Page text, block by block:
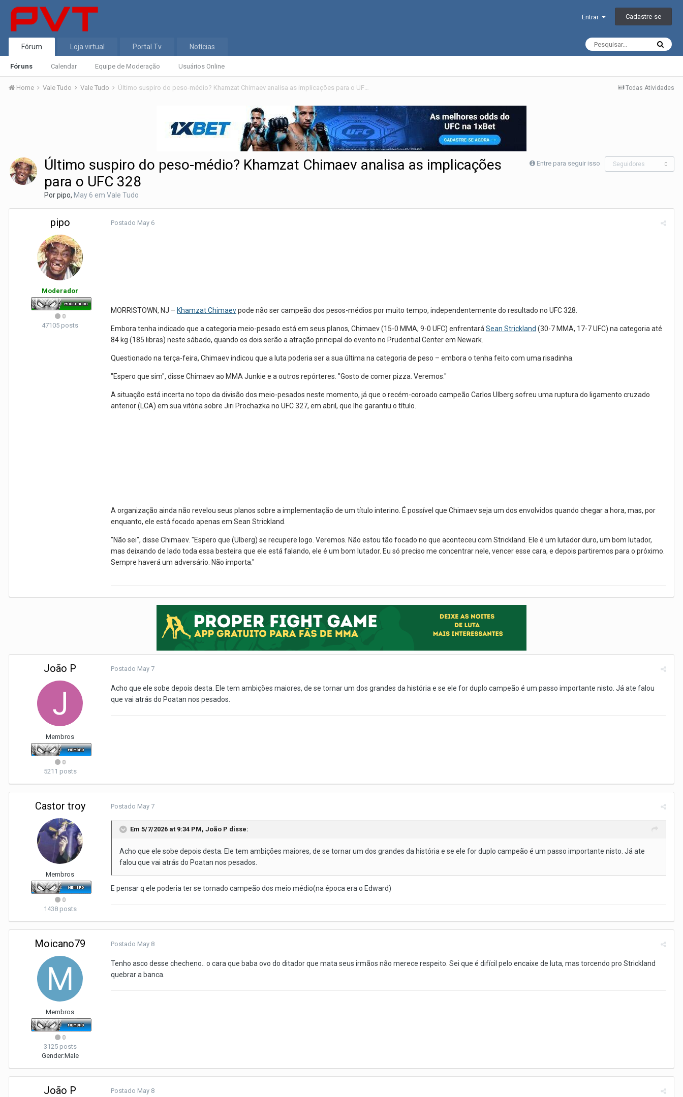
Entrar Cadastre-se
Fórum
Fóruns Calendar Equipe de Moderação Usuários Online
Loja virtual Portal Tv Notícias
Todas Atividades
Home Vale Tudo Vale Tudo Último suspiro do peso-médio? Khamzat Chimaev analisa as implicações para o UFC 328
Entre para seguir isso Seguidores 0
Último suspiro do peso-médio? Khamzat Chimaev analisa as implicações
para o UFC 328
Porpipo, May 6 em Vale Tudo
pipo
Moderador
0
47105 posts
Postado May 6
MORRISTOWN, NJ – Khamzat Chimaevpode não ser campeão dos pesos-médios por muito tempo, independentemente do resultado no UFC 328.
Embora tenha indicado que a categoria meio-pesado está em seus planos, Chimaev (15-0 MMA, 9-0 UFC) enfrentará Sean Strickland (30-7 MMA, 17-7 UFC) na categoria até
84 kg (185 libras) neste sábado, quando os dois serão a atração principal do evento no Prudential Center em Newark.
Questionado na terça-feira, Chimaev indicou que a luta poderia ser a sua última na categoria de peso – embora o tenha feito com uma risadinha.
"Espero que sim", disse Chimaev ao MMA Junkie e a outros repórteres. "Gosto de comer pizza. Veremos."
A situação está incerta no topo da divisão dos meio-pesados neste momento, já que o recém-coroado campeão Carlos Ulberg sofreu uma ruptura do ligamento cruzado
anterior (LCA) em sua vitória sobre Jiri Prochazka no UFC 327, em abril, que lhe garantiu o título.
A organização ainda não revelou seus planos sobre a implementação de um título interino. É possível que Chimaev seja um dos envolvidos quando chegar a hora, mas, por
enquanto, ele está focado apenas em Sean Strickland.
"Não sei", disse Chimaev. "Espero que (Ulberg) se recupere logo. Veremos. Não estou tão focado no que aconteceu com Strickland. Ele é um lutador duro, um bom lutador,
mas deixando de lado toda essa besteira que ele está falando, ele é um bom lutador. Eu só preciso me concentrar nele, vencer esse cara, e depois partiremos para o próximo.
Sempre haverá um adversário. Não importa."
João P
Membros
0
5211 posts
Postado May 7
Acho que ele sobe depois desta. Ele tem ambições maiores, de se tornar um dos grandes da história e se ele for duplo campeão é um passo importante nisto. Já ate falou
que vai atrás do Poatan nos pesados.
Castor troy
Membros
0
1438 posts
Postado May 7
Em 5/7/2026 at 9:34 PM, João P disse:
Acho que ele sobe depois desta. Ele tem ambições maiores, de se tornar um dos grandes da história e se ele for duplo campeão é um passo importante nisto. Já ate
falou que vai atrás do Poatan nos pesados.
E pensar q ele poderia ter se tornado campeão dos meio médio(na época era o Edward)
Moicano79
Membros
0
3125 posts
Gender:Male
Postado May 8
Tenho asco desse checheno.. o cara que baba ovo do ditador que mata seus irmãos não merece respeito. Sei que é difícil pelo encaixe de luta, mas torcendo pro Strickland
quebrar a banca.
João P Postado May 8